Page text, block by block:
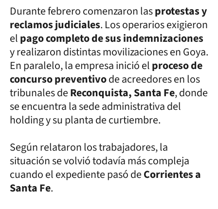
Durante febrero comenzaron lasprotestas y
reclamos judiciales. Los operarios exigieron
elpago completo de sus indemnizaciones
y realizaron distintas movilizaciones en Goya.
En paralelo, la empresa inició elproceso de
concurso preventivode acreedores en los
tribunales deReconquista, Santa Fe, donde
se encuentra la sede administrativa del
holding y su planta de curtiembre.
Según relataron los trabajadores, la
situación se volvió todavía más compleja
cuando el expediente pasó deCorrientes a
Santa Fe.